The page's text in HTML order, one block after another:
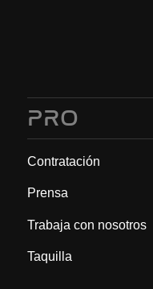
PRO
Contratación
Prensa
Trabaja con nosotros
Taquilla